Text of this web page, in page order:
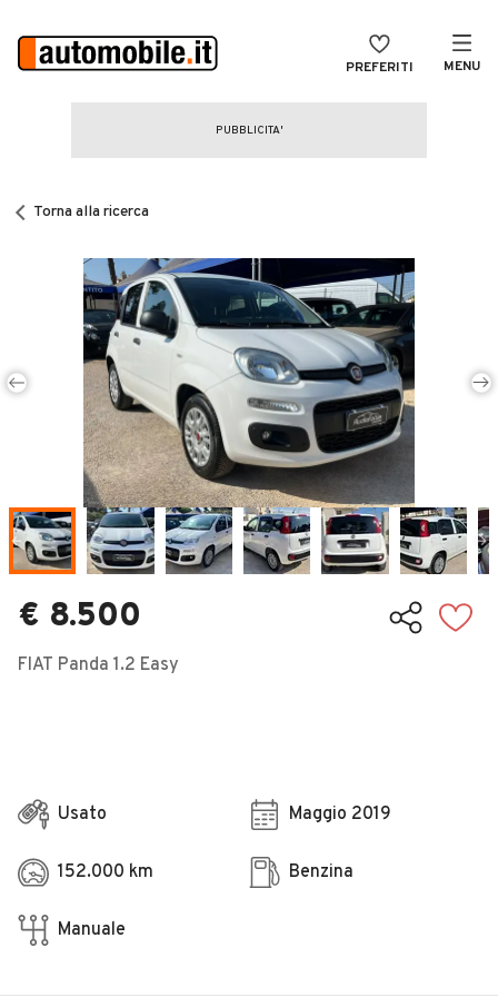
PREFERITI MENU
CERCA
Auto Nuove
Noleggio a lungo termine
Auto d'epoca
Camper
Veicoli Commerciali
Concessionari
Torna alla ricerca
€ 8.500
FIAT Panda 1.2 Easy
Usato Maggio 2019
152.000 km Benzina
Manuale